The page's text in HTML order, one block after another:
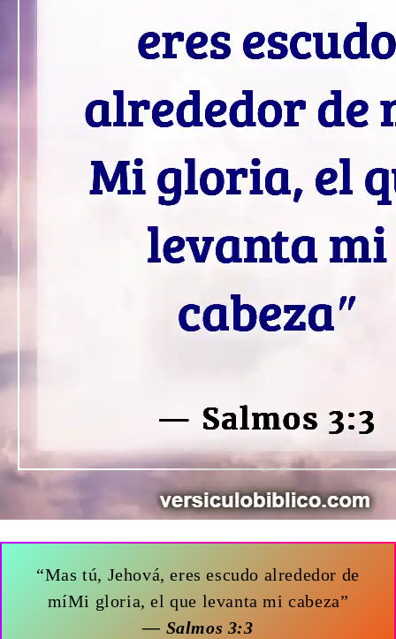
“Mas tú, Jehová, eres escudo alrededor de
míMi gloria, el que levanta mi cabeza”
— Salmos 3:3